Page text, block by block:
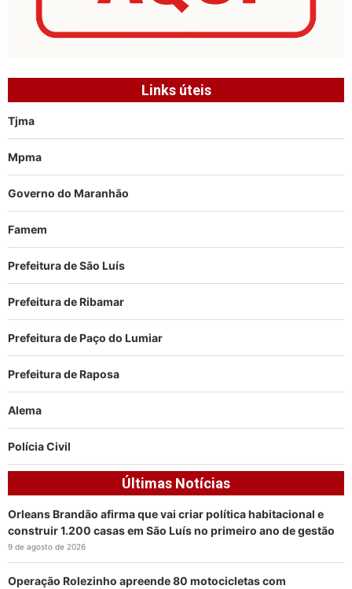
Links úteis
Tjma
Mpma
Governo do Maranhão
Famem
Prefeitura de São Luís
Prefeitura de Ribamar
Prefeitura de Paço do Lumiar
Prefeitura de Raposa
Alema
Polícia Civil
Últimas Notícias
Orleans Brandão afirma que vai criar política habitacional e
construir 1.200 casas em São Luís no primeiro ano de gestão
9 de agosto de 2026
Operação Rolezinho apreende 80 motocicletas com